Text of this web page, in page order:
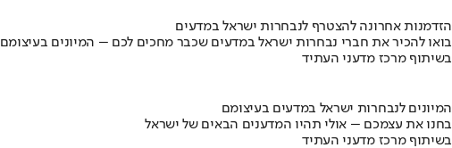
הזדמנות אחרונה להצטרף לנבחרות ישראל במדעים
בואו להכיר את חברי נבחרות ישראל במדעים שכבר מחכים לכם – המיונים בעיצומם
בשיתוף מרכז מדעני העתיד
המיונים לנבחרות ישראל במדעים בעיצומם
בחנו את עצמכם – אולי תהיו המדענים הבאים של ישראל
בשיתוף מרכז מדעני העתיד